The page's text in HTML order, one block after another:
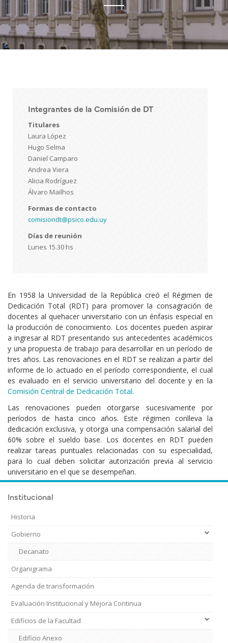
Institucional
Historia
Gobierno
Decanato
Organigrama
Agenda de transformación
Evaluación Institucional y Mejora Continua
Edificios de la Facultad
Edificio Anexo
Integrantes de la Comisión de DT
Titulares
Laura López
Hugo Selma
Daniel Camparo
Andrea Viera
Alicia Rodríguez
Álvaro Mailhos
Formas de contacto
comisiondt@psico.edu.uy
Días de reunión
Lunes 15.30 hs
En 1958 la Universidad de la República creó el Régimen de
Dedicación Total (RDT) para promover la consagración de
docentes al quehacer universitario con un énfasis especial en
la producción de conocimiento. Los docentes pueden aspirar
a ingresar al RDT presentando sus antecedentes académicos
y una propuesta de trabajo para desarrollar en un período de
tres años. Las renovaciones en el RDT se realizan a partir del
informe de lo actuado en el período correspondiente, el cual
es evaluado en el servicio universitario del docente y en la
Comisión Central de Dedicación Total.
Las renovaciones pueden otorgarse sucesivamente por
períodos de hasta cinco años. Este régimen conlleva la
dedicación exclusiva, y otorga una compensación salarial del
60% sobre el sueldo base. Los docentes en RDT pueden
realizar tareas puntuales relacionadas con su especialidad,
para lo cual deben solicitar autorización previa al servicio
universitario en el que se desempeñan.